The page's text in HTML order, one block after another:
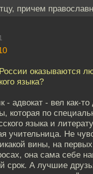
причем
оказываются
языка?
- адвокат - вел как-то
которая по
языка и
учительница. Не
вины, на
она сама себе
срок. А лучшие